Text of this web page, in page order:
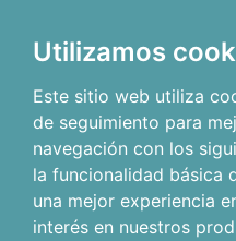
Utilizamos
Este sitio web utiliza
de seguimiento para
navegación con los
la funcionalidad básica
una mejor experiencia
interés en nuestros